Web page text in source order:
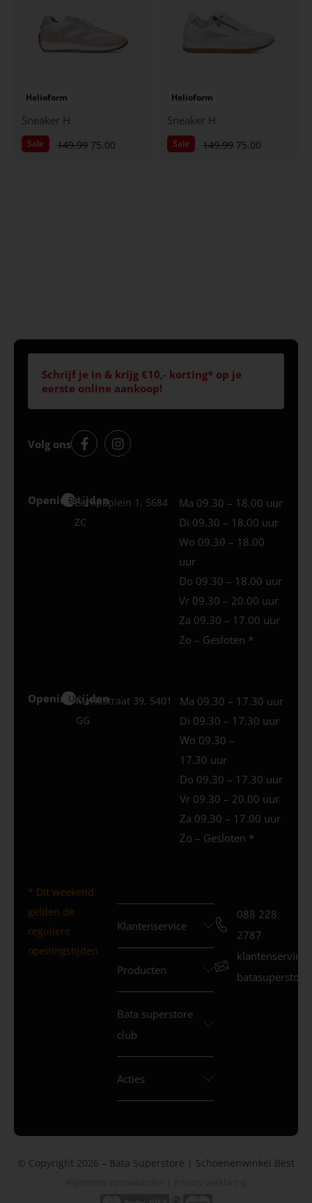
Helioform
Sneaker H
Sale 149.99 75.00
Helioform
Sneaker H
Sale 149.99 75.00
Schrijf je in & krijg €10,- korting* op je
eerste online aankoop!
Volg ons
Openingstijden
Best
Europaplein 1, 5684
ZC
Ma 09.30 – 18.00 uur
Di 09.30 – 18.00 uur
Wo 09.30 – 18.00
uur
Do 09.30 – 18.00 uur
Vr 09.30 – 20.00 uur
Za 09.30 – 17.00 uur
Zo – Gesloten *
Openingstijden
Uden
Marktstraat 39, 5401
GG
Ma 09.30 – 17.30 uur
Di 09.30 – 17.30 uur
Wo 09.30 –
17.30 uur
Do 09.30 – 17.30 uur
Vr 09.30 – 20.00 uur
Za 09.30 – 17.00 uur
Zo – Gesloten *
* Dit weekend
gelden de
reguliere
openingstijden
Klantenservice
Producten
Bata superstore
club
Acties
088 228
2787
© Copyright 2026 – Bata Superstore | Schoenenwinkel Best